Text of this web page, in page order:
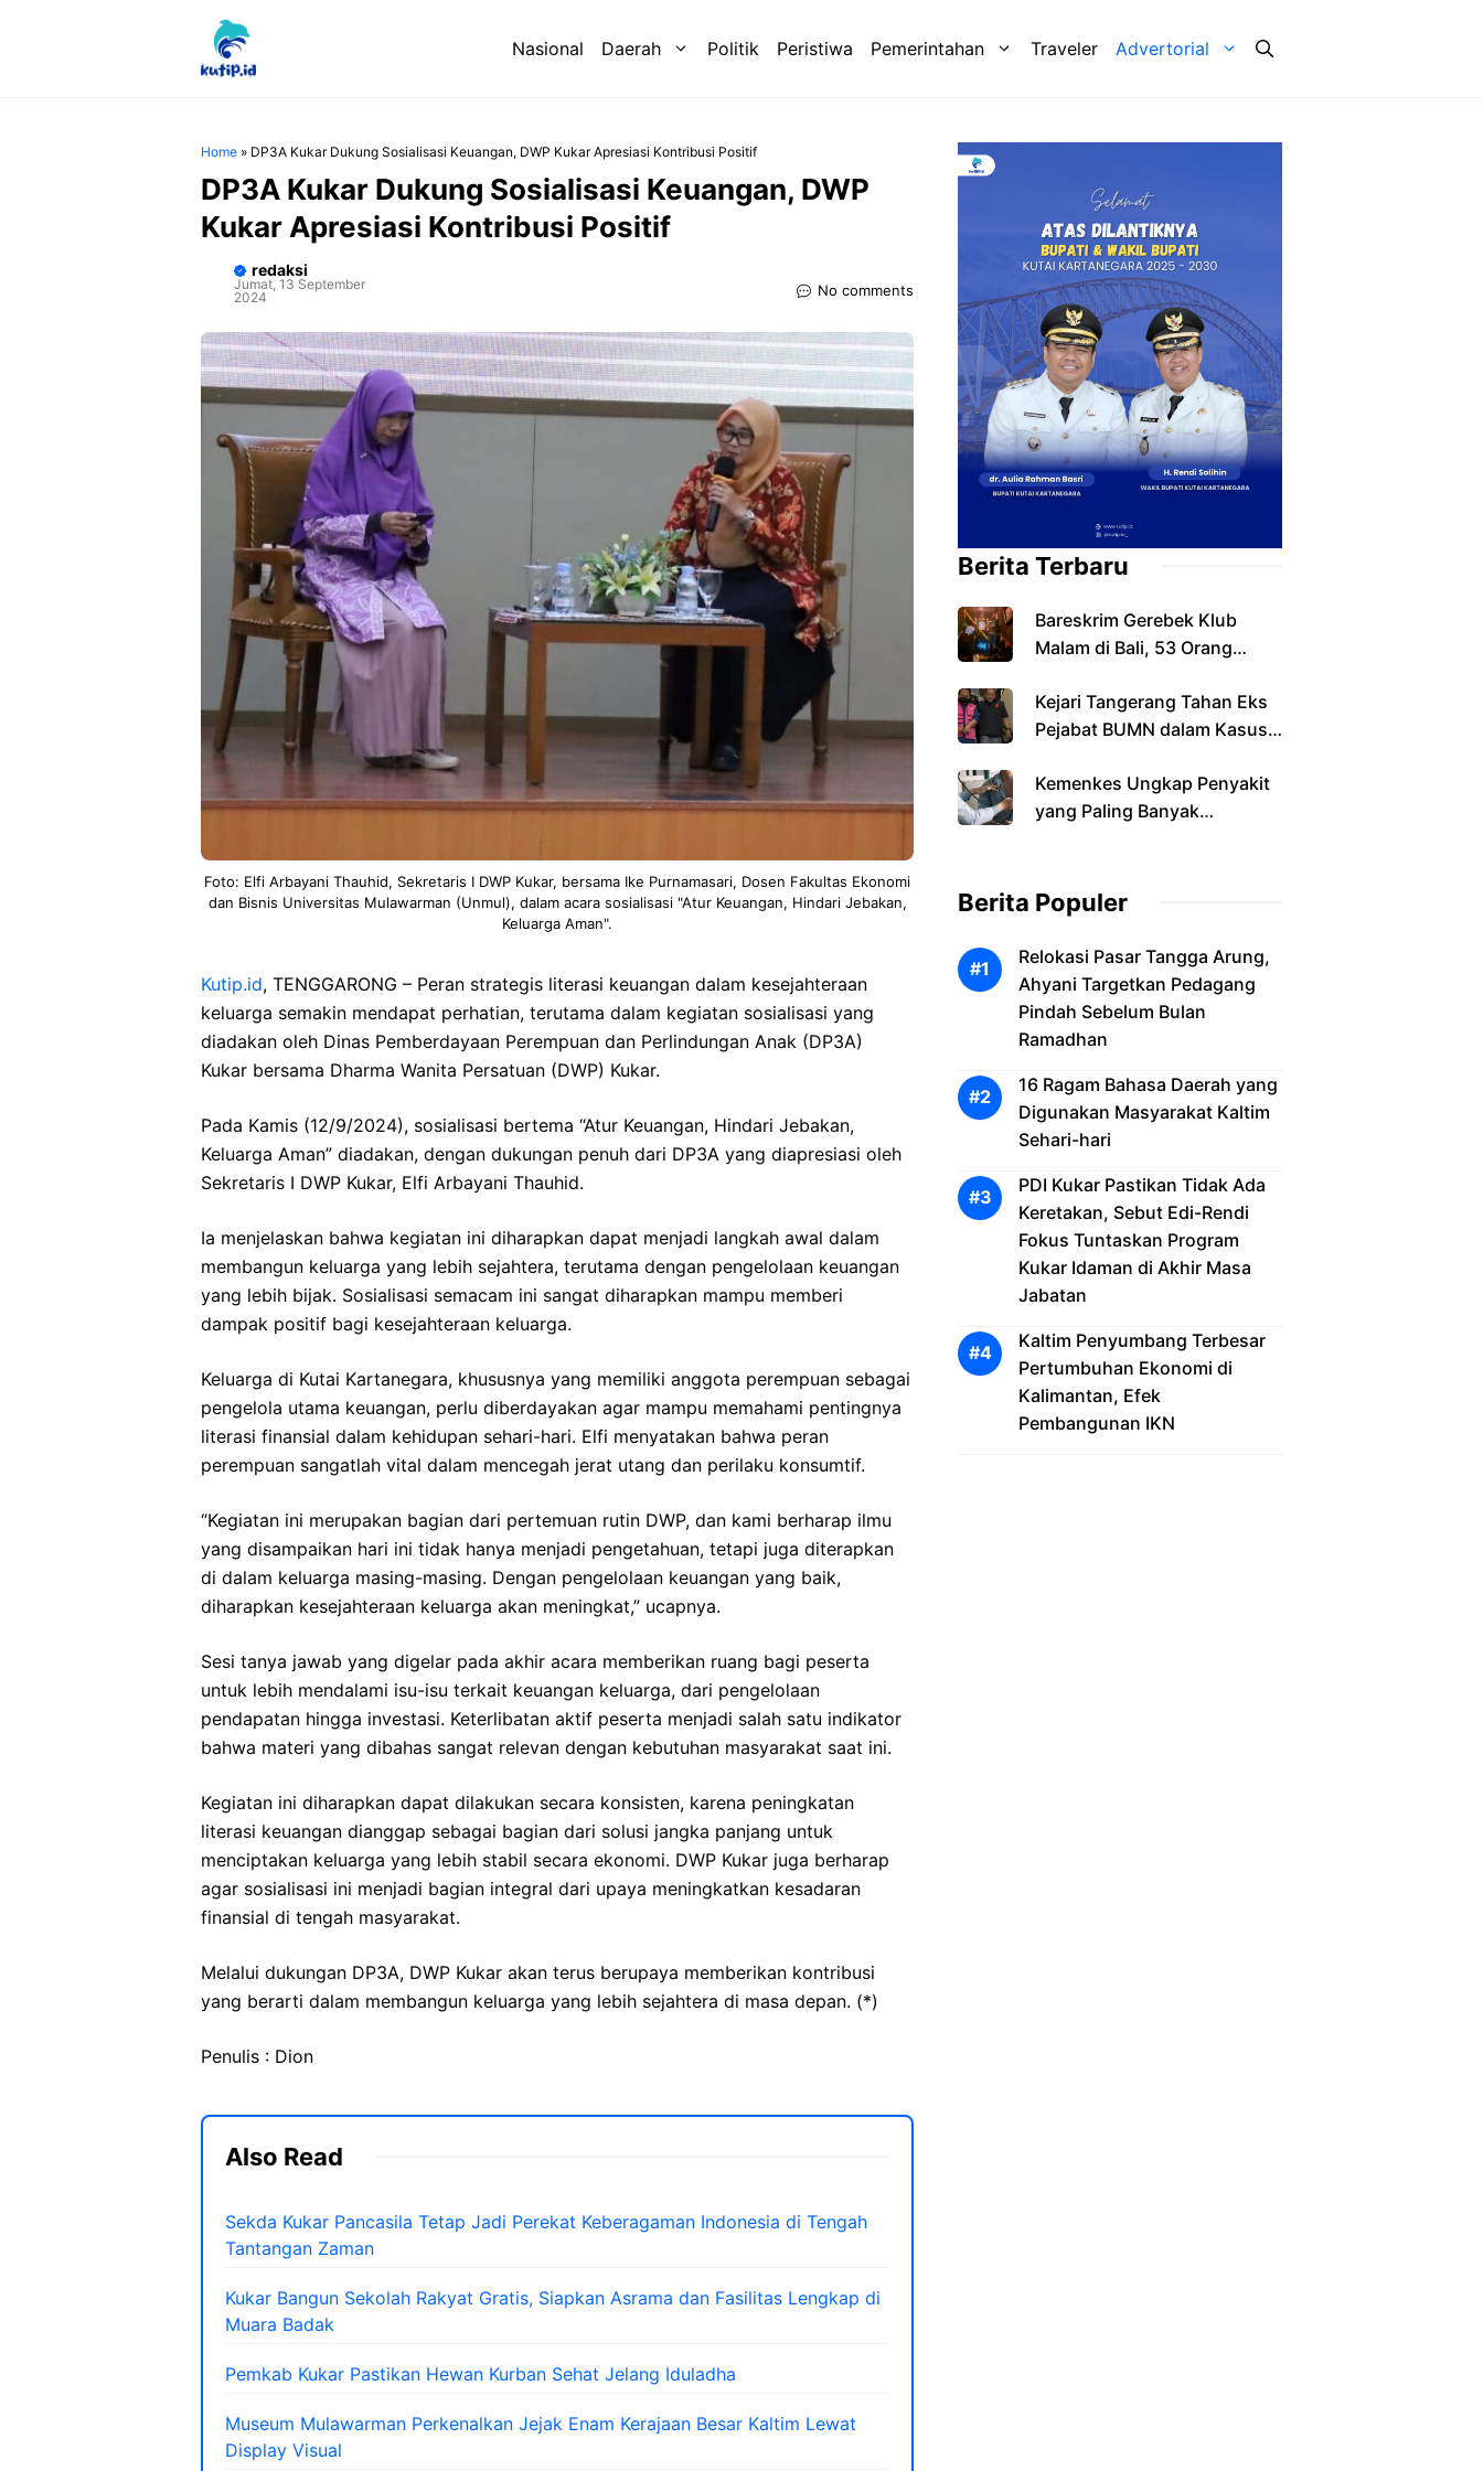
Nasional Daerah Politik Peristiwa Pemerintahan Traveler Advertorial
Home » DP3A Kukar Dukung Sosialisasi Keuangan, DWP Kukar Apresiasi Kontribusi Positif
DP3A Kukar Dukung Sosialisasi Keuangan, DWP
Kukar Apresiasi Kontribusi Positif
redaksi
Jumat, 13 September
2024
No comments
Foto: Elfi Arbayani Thauhid, Sekretaris I DWP Kukar, bersama Ike Purnamasari, Dosen Fakultas Ekonomi
dan Bisnis Universitas Mulawarman (Unmul), dalam acara sosialisasi "Atur Keuangan, Hindari Jebakan,
Keluarga Aman".
Kutip.id, TENGGARONG – Peran strategis literasi keuangan dalam kesejahteraan
keluarga semakin mendapat perhatian, terutama dalam kegiatan sosialisasi yang
diadakan oleh Dinas Pemberdayaan Perempuan dan Perlindungan Anak (DP3A)
Kukar bersama Dharma Wanita Persatuan (DWP) Kukar.
Pada Kamis (12/9/2024), sosialisasi bertema “Atur Keuangan, Hindari Jebakan,
Keluarga Aman” diadakan, dengan dukungan penuh dari DP3A yang diapresiasi oleh
Sekretaris I DWP Kukar, Elfi Arbayani Thauhid.
Ia menjelaskan bahwa kegiatan ini diharapkan dapat menjadi langkah awal dalam
membangun keluarga yang lebih sejahtera, terutama dengan pengelolaan keuangan
yang lebih bijak. Sosialisasi semacam ini sangat diharapkan mampu memberi
dampak positif bagi kesejahteraan keluarga.
Keluarga di Kutai Kartanegara, khususnya yang memiliki anggota perempuan sebagai
pengelola utama keuangan, perlu diberdayakan agar mampu memahami pentingnya
literasi finansial dalam kehidupan sehari-hari. Elfi menyatakan bahwa peran
perempuan sangatlah vital dalam mencegah jerat utang dan perilaku konsumtif.
“Kegiatan ini merupakan bagian dari pertemuan rutin DWP, dan kami berharap ilmu
yang disampaikan hari ini tidak hanya menjadi pengetahuan, tetapi juga diterapkan
di dalam keluarga masing-masing. Dengan pengelolaan keuangan yang baik,
diharapkan kesejahteraan keluarga akan meningkat,” ucapnya.
Sesi tanya jawab yang digelar pada akhir acara memberikan ruang bagi peserta
untuk lebih mendalami isu-isu terkait keuangan keluarga, dari pengelolaan
pendapatan hingga investasi. Keterlibatan aktif peserta menjadi salah satu indikator
bahwa materi yang dibahas sangat relevan dengan kebutuhan masyarakat saat ini.
Kegiatan ini diharapkan dapat dilakukan secara konsisten, karena peningkatan
literasi keuangan dianggap sebagai bagian dari solusi jangka panjang untuk
menciptakan keluarga yang lebih stabil secara ekonomi. DWP Kukar juga berharap
agar sosialisasi ini menjadi bagian integral dari upaya meningkatkan kesadaran
finansial di tengah masyarakat.
Melalui dukungan DP3A, DWP Kukar akan terus berupaya memberikan kontribusi
yang berarti dalam membangun keluarga yang lebih sejahtera di masa depan. (*)
Penulis : Dion
Also Read
Sekda Kukar Pancasila Tetap Jadi Perekat Keberagaman Indonesia di Tengah
Tantangan Zaman
Kukar Bangun Sekolah Rakyat Gratis, Siapkan Asrama dan Fasilitas Lengkap di
Muara Badak
Pemkab Kukar Pastikan Hewan Kurban Sehat Jelang Iduladha
Museum Mulawarman Perkenalkan Jejak Enam Kerajaan Besar Kaltim Lewat
Display Visual
Berita Terbaru
Bareskrim Gerebek Klub
Malam di Bali, 53 Orang
Narkoba
Kejari Tangerang Tahan Eks
Pejabat BUMN dalam Kasus
Pesawat
Kemenkes Ungkap Penyakit
yang Paling Banyak
Berita Populer
Relokasi Pasar Tangga Arung,
Ahyani Targetkan Pedagang
Pindah Sebelum Bulan
Ramadhan
16 Ragam Bahasa Daerah yang
Digunakan Masyarakat Kaltim
Sehari-hari
PDI Kukar Pastikan Tidak Ada
Keretakan, Sebut Edi-Rendi
Fokus Tuntaskan Program
Kukar Idaman di Akhir Masa
Jabatan
Kaltim Penyumbang Terbesar
Pertumbuhan Ekonomi di
Kalimantan, Efek
Pembangunan IKN